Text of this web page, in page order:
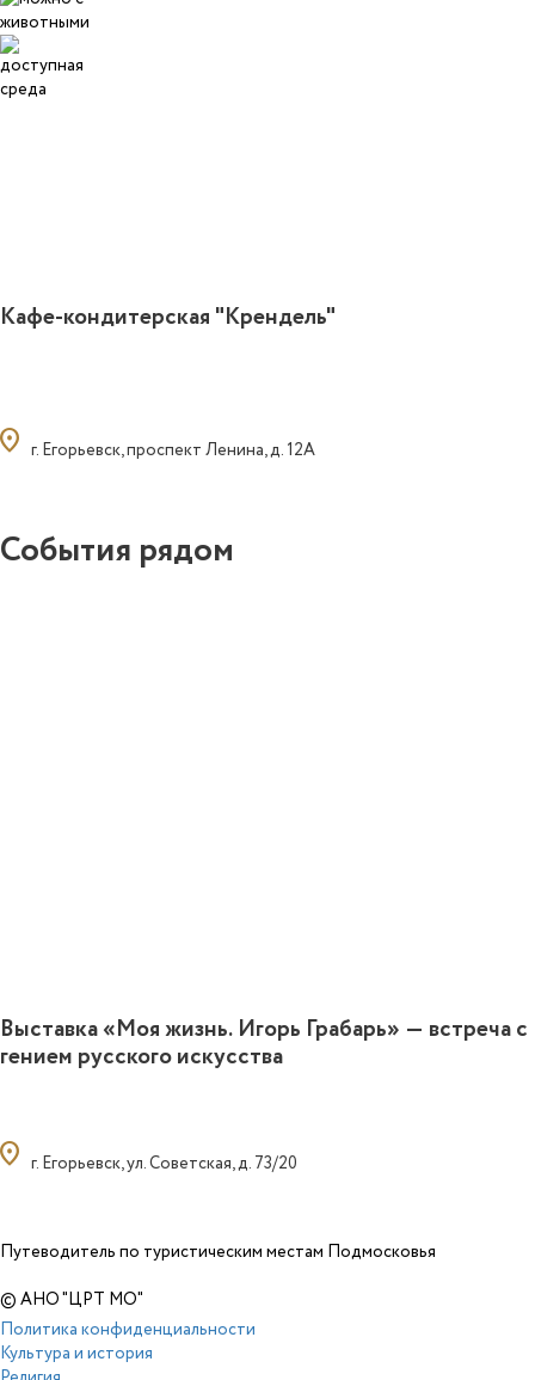
Кафе-кондитерская "Крендель"
г. Егорьевск, проспект Ленина, д. 12А
События рядом
Выставка «Моя жизнь. Игорь Грабарь» — встреча с
гением русского искусства
г. Егорьевск, ул. Советская, д. 73/20
Путеводитель по туристическим местам Подмосковья
© АНО "ЦРТ МО"
Политика конфиденциальности
Культура и история